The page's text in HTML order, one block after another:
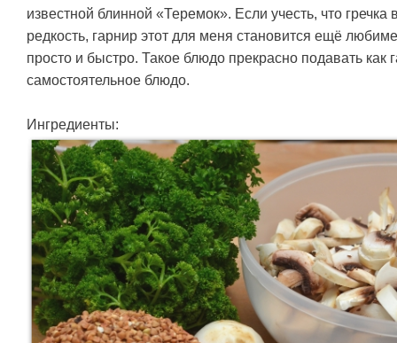
известной блинной «Теремок». Если учесть, что
редкость, гарнир этот для меня становится ещё
просто и быстро. Такое блюдо прекрасно подавать как
самостоятельное блюдо.
Ингредиенты: